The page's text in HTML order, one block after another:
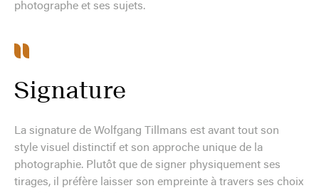
photographe et ses sujets.
Signature
La signature de Wolfgang Tillmans est avant tout son
style visuel distinctif et son approche unique de la
photographie. Plutôt que de signer physiquement ses
tirages, il préfère laisser son empreinte à travers ses choix